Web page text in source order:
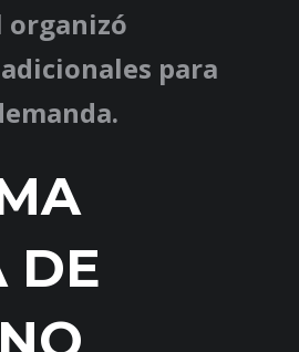
organizó
para
DE